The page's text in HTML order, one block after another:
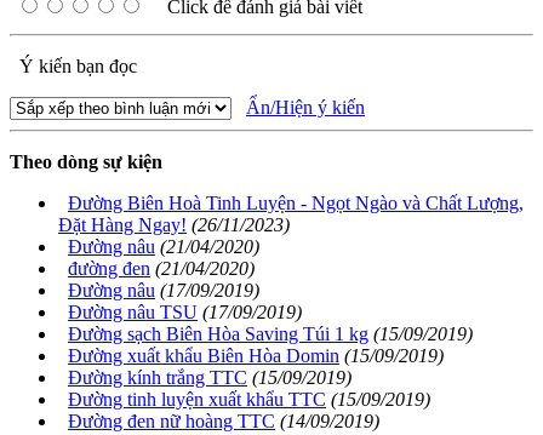
Click để đánh giá bài viết
Ý kiến bạn đọc
Ẩn/Hiện ý kiến
Theo dòng sự kiện
Đường Biên Hoà Tinh Luyện - Ngọt Ngào và Chất Lượng,
Đặt Hàng Ngay! (26/11/2023)
Đường nâu (21/04/2020)
đường đen (21/04/2020)
Đường nâu (17/09/2019)
Đường nâu TSU (17/09/2019)
Đường sạch Biên Hòa Saving Túi 1 kg (15/09/2019)
Đường xuất khẩu Biên Hòa Domin (15/09/2019)
Đường kính trắng TTC (15/09/2019)
Đường tinh luyện xuất khẩu TTC (15/09/2019)
Đường đen nữ hoàng TTC (14/09/2019)